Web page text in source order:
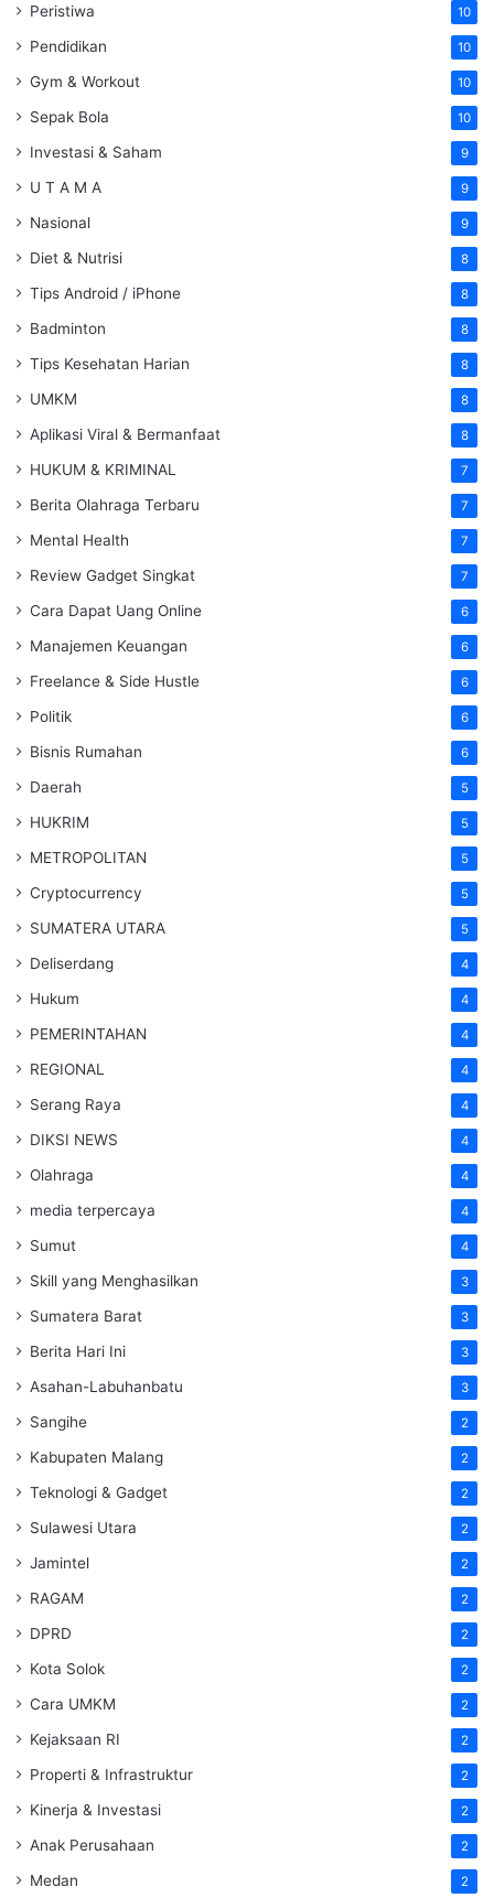
Peristiwa 10
Pendidikan 10
Gym & Workout 10
Sepak Bola 10
Investasi & Saham 9
U T A M A 9
Nasional 9
Diet & Nutrisi 8
Tips Android / iPhone 8
Badminton 8
Tips Kesehatan Harian 8
UMKM 8
Aplikasi Viral & Bermanfaat 8
HUKUM & KRIMINAL 7
Berita Olahraga Terbaru 7
Mental Health 7
Review Gadget Singkat 7
Cara Dapat Uang Online 6
Manajemen Keuangan 6
Freelance & Side Hustle 6
Politik 6
Bisnis Rumahan 6
Daerah 5
HUKRIM 5
METROPOLITAN 5
Cryptocurrency 5
SUMATERA UTARA 5
Deliserdang 4
Hukum 4
PEMERINTAHAN 4
REGIONAL 4
Serang Raya 4
DIKSI NEWS 4
Olahraga 4
media terpercaya 4
Sumut 4
Skill yang Menghasilkan 3
Sumatera Barat 3
Berita Hari Ini 3
Asahan-Labuhanbatu 3
Sangihe 2
Kabupaten Malang 2
Teknologi & Gadget 2
Sulawesi Utara 2
Jamintel 2
RAGAM 2
DPRD 2
Kota Solok 2
Cara UMKM 2
Kejaksaan RI 2
Properti & Infrastruktur 2
Kinerja & Investasi 2
Anak Perusahaan 2
Medan 2